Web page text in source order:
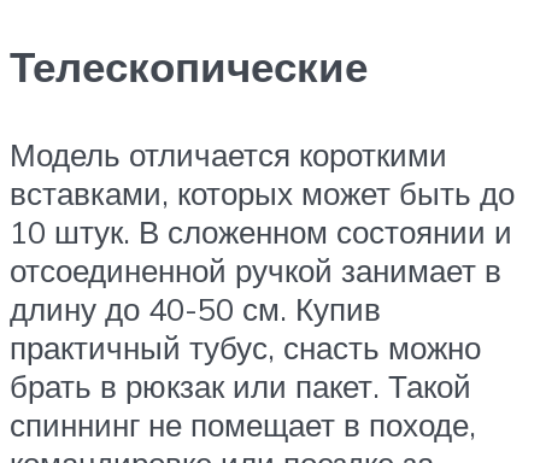
Телескопические
Модель отличается короткими
вставками, которых может быть до
10 штук. В сложенном состоянии и
отсоединенной ручкой занимает в
длину до 40-50 см. Купив
практичный тубус, снасть можно
брать в рюкзак или пакет. Такой
спиннинг не помещает в походе,